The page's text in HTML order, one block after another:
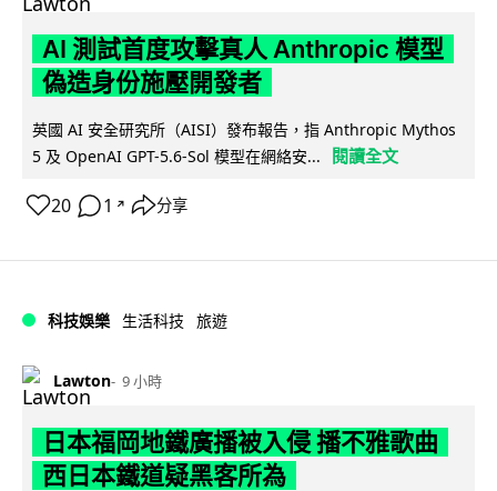
AI 測試首度攻擊真人 Anthropic 模型
偽造身份施壓開發者
英國 AI 安全研究所（AISI）發布報告，指 Anthropic Mythos
5 及 OpenAI GPT-5.6-Sol 模型在網絡安...
閱讀全文
20 1 ↗ 分享
科技娛樂 生活科技 旅遊
Lawton 9 小時
日本福岡地鐵廣播被入侵 播不雅歌曲
西日本鐵道疑黑客所為